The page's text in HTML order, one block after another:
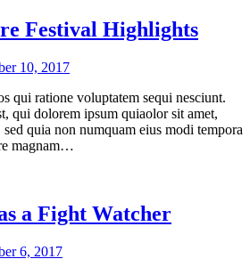
Festival Highlights
10, 2017
qui ratione voluptatem sequi nesciunt.
qui dolorem ipsum quiaolor sit amet,
quia non numquam eius modi tempora
magnam…
a Fight Watcher
6, 2017